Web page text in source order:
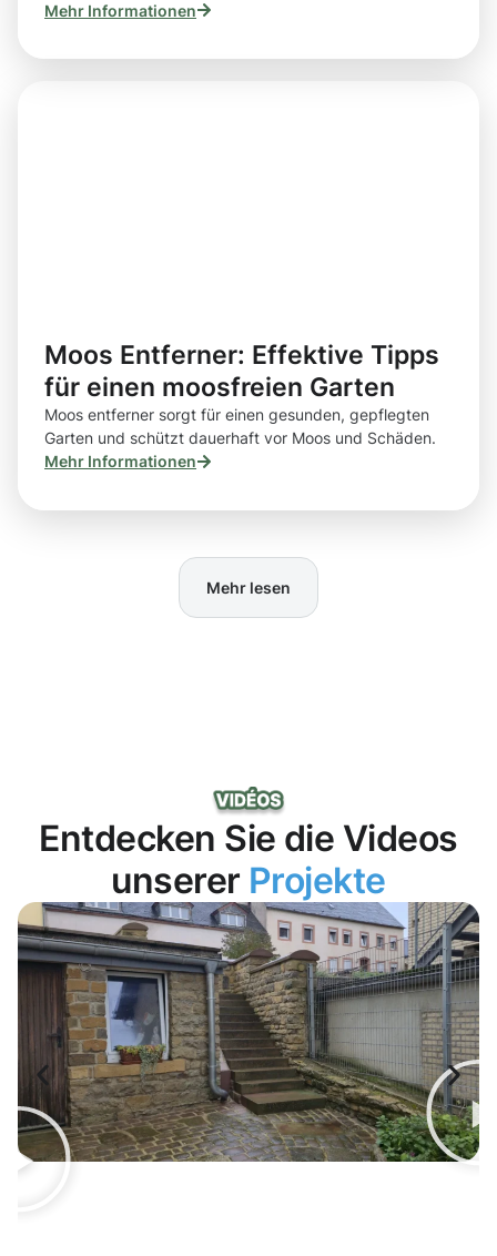
Mehr Informationen
Moos Entferner: Effektive Tipps
für einen moosfreien Garten
Moos entferner sorgt für einen gesunden, gepflegten
Garten und schützt dauerhaft vor Moos und Schäden.
Mehr Informationen
Mehr lesen
Entdecken Sie die Videos
unserer Projekte